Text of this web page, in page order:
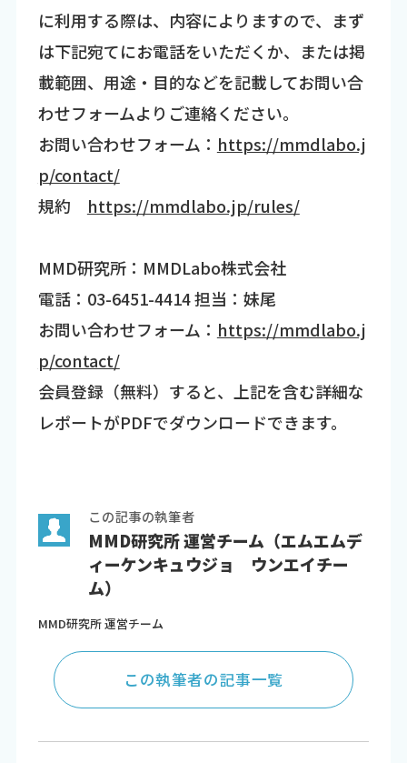
に利用する際は、内容によりますので、まず
は下記宛てにお電話をいただくか、または掲
載範囲、用途・目的などを記載してお問い合
わせフォームよりご連絡ください。
お問い合わせフォーム： https://mmdlabo.j
p/contact/
規約 https://mmdlabo.jp/rules/
MMD研究所：MMDLabo株式会社
電話：03-6451-4414 担当：妹尾
お問い合わせフォーム： https://mmdlabo.j
p/contact/
会員登録（無料）すると、上記を含む詳細な
レポートがPDFでダウンロードできます。
この記事の執筆者
MMD研究所 運営チーム（エムエムデ
ィーケンキュウジョ ウンエイチー
ム）
MMD研究所 運営チーム
この執筆者の記事一覧